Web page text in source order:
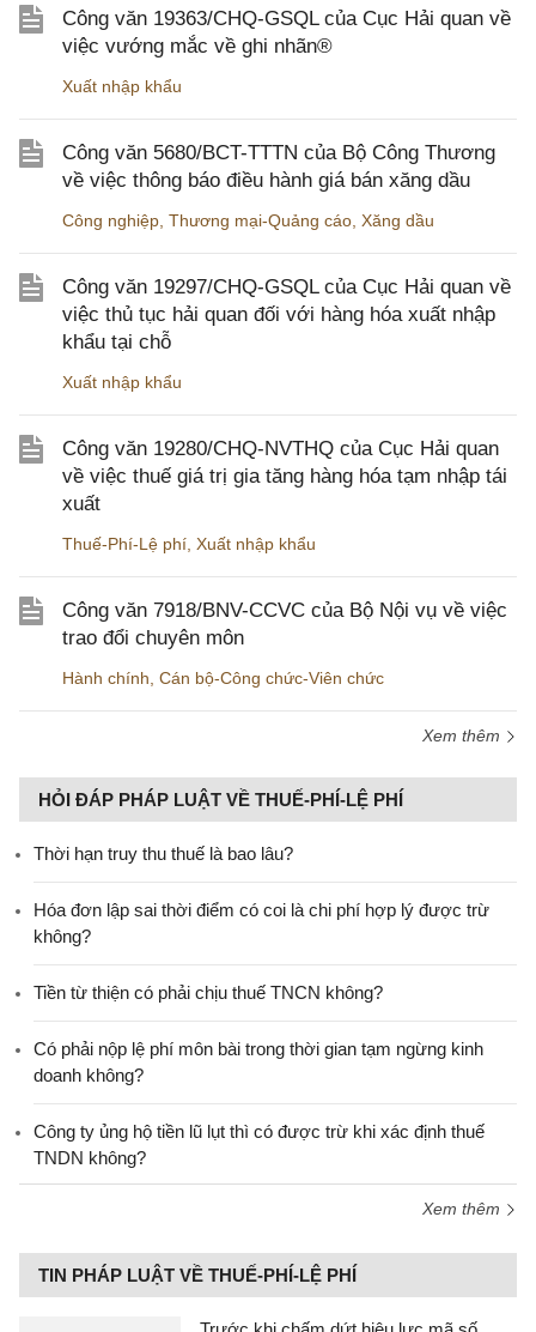
Công văn 19363/CHQ-GSQL của Cục Hải quan về
việc vướng mắc về ghi nhãn®
Xuất nhập khẩu
Công văn 5680/BCT-TTTN của Bộ Công Thương
về việc thông báo điều hành giá bán xăng dầu
Công nghiệp Thương mại-Quảng cáo Xăng dầu
Công văn 19297/CHQ-GSQL của Cục Hải quan về
việc thủ tục hải quan đối với hàng hóa xuất nhập
khẩu tại chỗ
Xuất nhập khẩu
Công văn 19280/CHQ-NVTHQ của Cục Hải quan
về việc thuế giá trị gia tăng hàng hóa tạm nhập tái
xuất
Thuế-Phí-Lệ phí Xuất nhập khẩu
Công văn 7918/BNV-CCVC của Bộ Nội vụ về việc
trao đổi chuyên môn
Hành chính Cán bộ-Công chức-Viên chức
Xem thêm
HỎI ĐÁP PHÁP LUẬT VỀ THUẾ-PHÍ-LỆ PHÍ
Thời hạn truy thu thuế là bao lâu?
Hóa đơn lập sai thời điểm có coi là chi phí hợp lý được trừ
không?
Tiền từ thiện có phải chịu thuế TNCN không?
Có phải nộp lệ phí môn bài trong thời gian tạm ngừng kinh
doanh không?
Công ty ủng hộ tiền lũ lụt thì có được trừ khi xác định thuế
TNDN không?
Xem thêm
TIN PHÁP LUẬT VỀ THUẾ-PHÍ-LỆ PHÍ